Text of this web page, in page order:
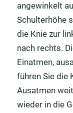
angewinkelt
Schulterhöhe
die Knie zur
nach rechts.
Einatmen,
führen Sie die
Ausatmen
wieder in die